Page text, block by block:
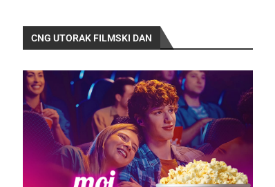
CNG UTORAK FILMSKI DAN